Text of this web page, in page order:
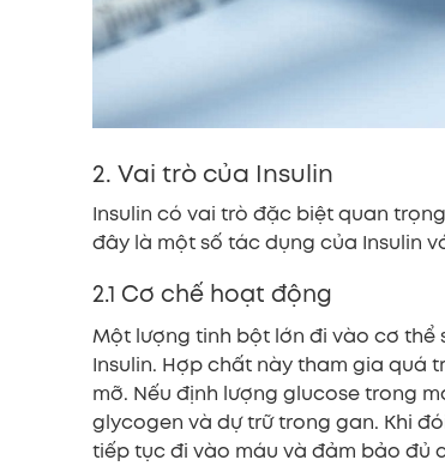
2. Vai trò của Insulin
Insulin có vai trò đặc biệt quan
đây là một số tác dụng của Insulin
2.1 Cơ chế hoạt động
Một lượng tinh bột lớn đi vào cơ
Insulin. Hợp chất này tham gia quá
mỡ. Nếu định lượng glucose trong
glycogen và dự trữ trong gan. Khi
tiếp tục đi vào máu và đảm bảo đủ